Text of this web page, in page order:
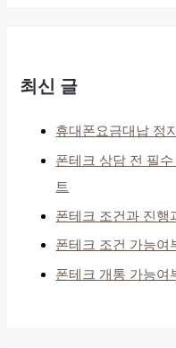
최신 글
휴대폰요금대납 정
폰테크 상담 전 필
트
폰테크 조건과 진행
폰테크 조건 가능여
폰테크 개통 가능여